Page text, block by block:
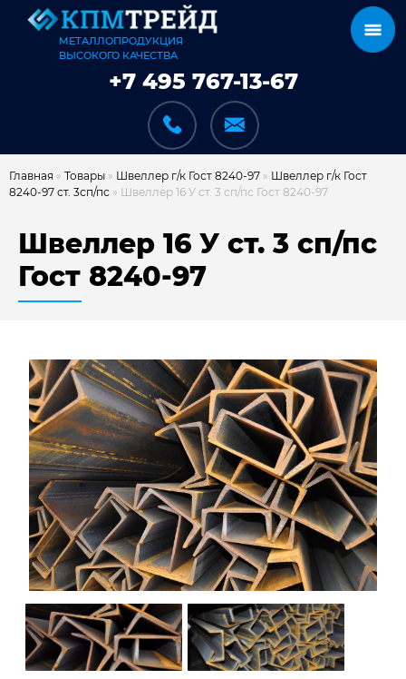
МЕТАЛЛОПРОДУКЦИЯ
ВЫСОКОГО КАЧЕСТВА
+7 495 767-13-67
КАТАЛОГ
КАК МЫ РАБОТАЕМ
ДОСТАВКА И ОПЛАТА
НАШИ ОБЪЕКТЫ
ОТЗЫВЫ
О НАС
БЛОГ
КОНТАКТЫ
Главная » Товары » Швеллер г/к Гост 8240-97 » Швеллер г/к Гост
8240-97 ст. 3сп/пс » Швеллер 16 У ст. 3 сп/пс Гост 8240-97
Швеллер 16 У ст. 3 сп/пс
Гост 8240-97